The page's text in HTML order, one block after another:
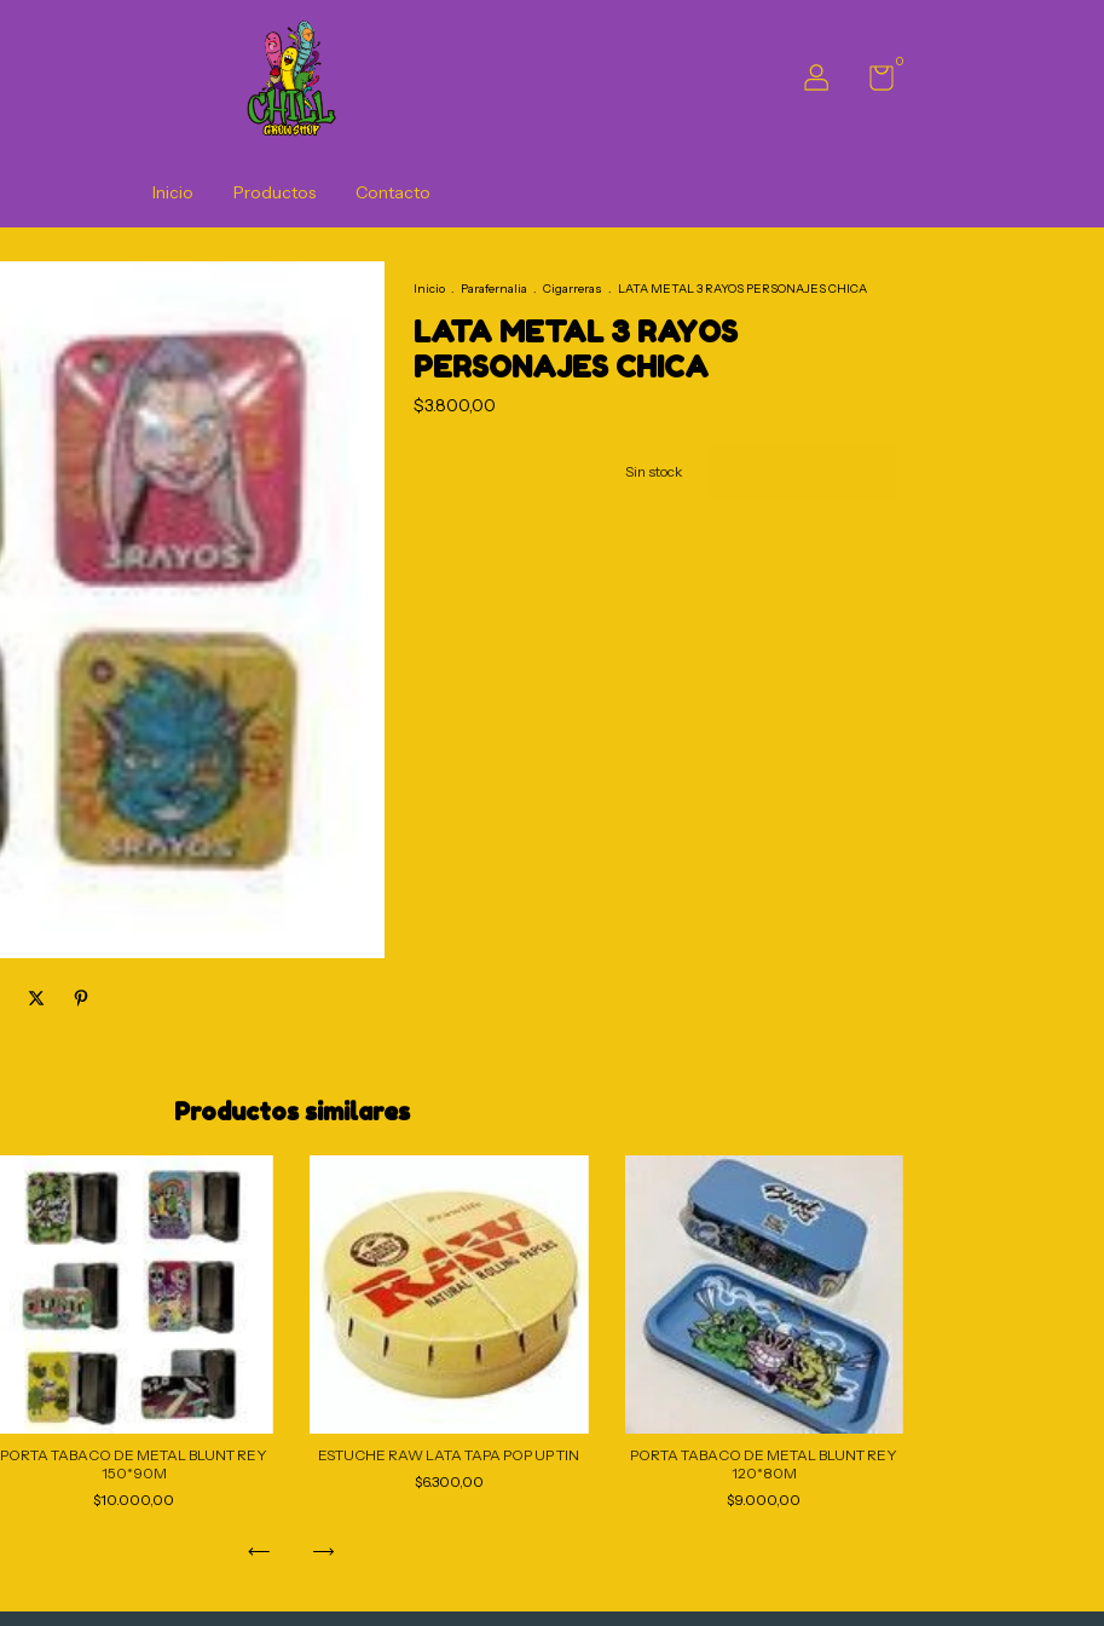
0
Inicio Productos Contacto
Inicio . Parafernalia . Cigarreras . LATA METAL 3 RAYOS PERSONAJES CHICA
LATA METAL 3 RAYOS
PERSONAJES CHICA
$3.800,00
Productos similares
PORTA TABACO DE METAL BLUNT REY
150*90M
$10.000,00
ESTUCHE RAW LATA TAPA POP UP TIN
$6.300,00
PORTA TABACO DE METAL BLUNT REY
120*80M
$9.000,00